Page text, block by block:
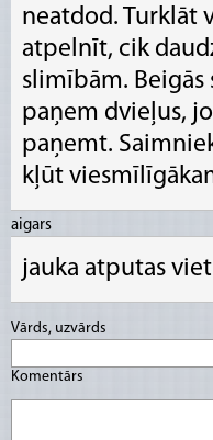
neatdod. Turklāt
atpelnīt, cik
slimībām.
paņem dvieļus,
paņemt.
kļūt
aigars
jauka atputas
Vārds, uzvārds
Komentārs